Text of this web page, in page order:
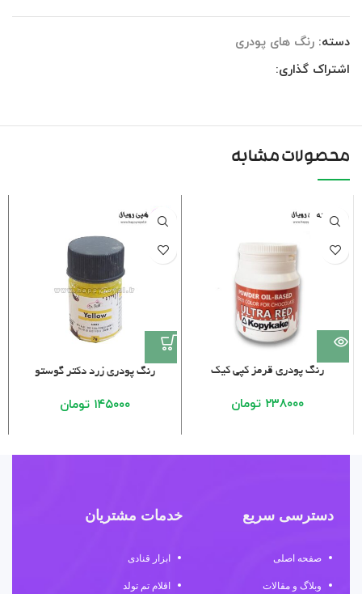
دسته: رنگ های پودری
اشتراک گذاری:
محصولات مشابه
فروخته
شده
رنگ پودری قرمز کپی کیک
۲۳۸۰۰۰ تومان
رنگ پودری زرد دکتر گوستو
۱۴۵۰۰۰ تومان
دسترسی سریع
صفحه اصلی
وبلاگ و مقالات
خدمات مشتریان
ابزار قنادی
اقلام تم تولد